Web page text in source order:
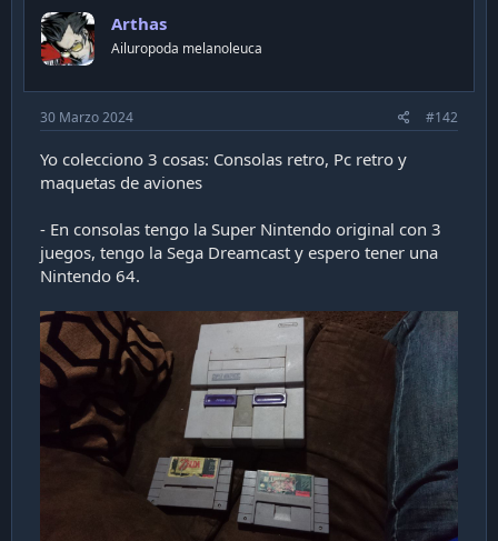
o
n
s
Arthas
Ailuropoda melanoleuca
30 Marzo 2024 #142
Yo colecciono 3 cosas: Consolas retro, Pc retro y
maquetas de aviones
- En consolas tengo la Super Nintendo original con 3
juegos, tengo la Sega Dreamcast y espero tener una
Nintendo 64.